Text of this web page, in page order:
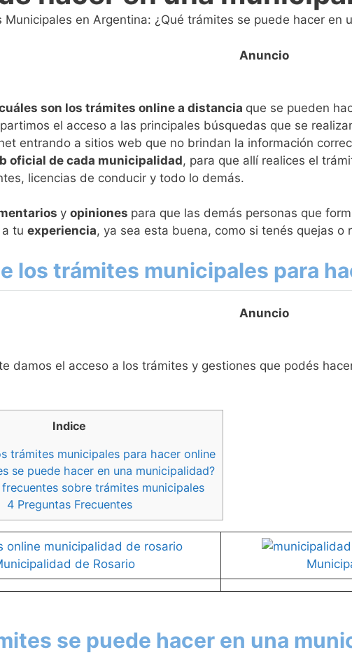
Municipales en Argentina: ¿Qué trámites se puede hacer en
son los trámites online a distancia que se pueden
el acceso a las principales búsquedas que se
entrando a sitios web que no brindan la información
oficial de cada municipalidad, para que allí realices el
licencias de conducir y todo lo demás.
y opiniones para que las demás personas que
tu experiencia, ya sea esta buena, como si tenés quejas o
los trámites municipales para
damos el acceso a los trámites y gestiones que podés
Indice
trámites municipales para hacer online
se puede hacer en una municipalidad?
frecuentes sobre trámites municipales
4Preguntas Frecuentes
de Rosario
se puede hacer en una